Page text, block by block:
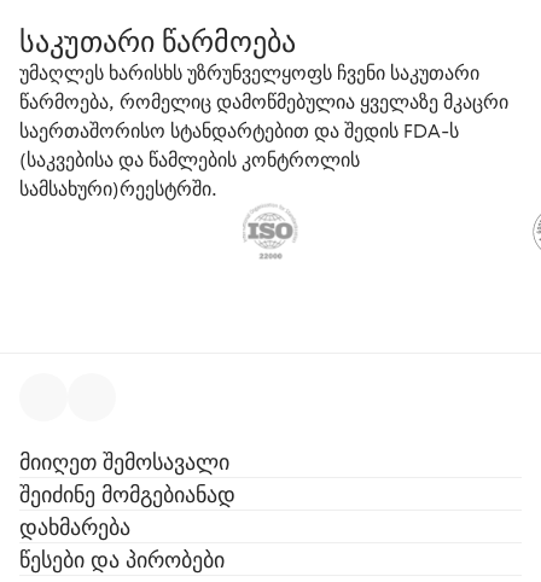
საკუთარი წარმოება
უმაღლეს ხარისხს უზრუნველყოფს ჩვენი საკუთარი
წარმოება, რომელიც დამოწმებულია ყველაზე მკაცრი
საერთაშორისო სტანდარტებით და შედის FDA-ს
(საკვებისა და წამლების კონტროლის
სამსახური)რეესტრში.
მიიღეთ შემოსავალი
შეიძინე მომგებიანად
დახმარება
წესები და პირობები